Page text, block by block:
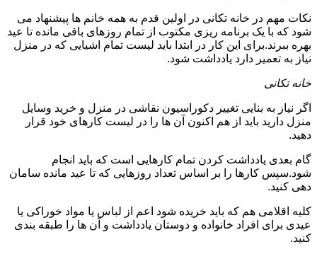
نکات مهم در خانه تکانی در اولین قدم به همه خانم ها پیشنهاد می
شود که با یک برنامه ریزی مکتوب از تمام روزهای باقی مانده تا عید
بهره ببرند.برای این کار در ابتدا باید لیست تمام اشیایی که در منزل
نیاز به تعمیر دارد یادداشت شود.
خانه تکانی
اگر نیاز به بنایی تغییر دکوراسیون نقاشی در منزل و خرید وسایل
منزل دارید باید از هم اکنون آن ها را در لیست کارهای خود قرار
دهید.
گام بعدی یادداشت کردن تمام کارهایی است که باید انجام
شود.سپس کارها را بر اساس تعداد روزهایی که تا عید مانده سامان
دهی کنید.
کلیه اقلامی هم که باید خریده شود اعم از لباس یا مواد خوراکی یا
عیدی برای افراد خانواده و دوستان یادداشت و آن ها را طبقه بندی
کنید.